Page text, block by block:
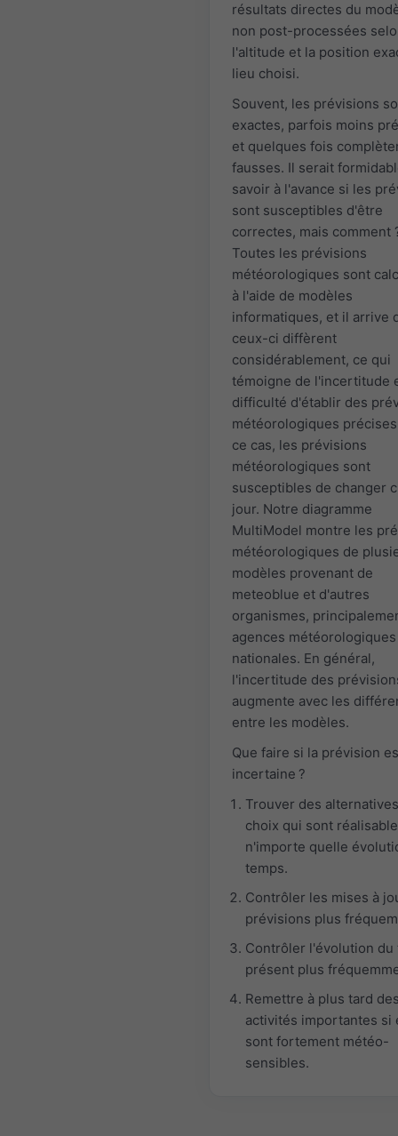
résultats directes du
non post-processées
l'altitude et la position
lieu choisi.
Souvent, les prévisions
exactes, parfois moins
et quelques fois
fausses. Il serait
savoir à l'avance si les
sont susceptibles d'être
correctes, mais comment
Toutes les prévisions
météorologiques sont
à l'aide de modèles
informatiques, et il arrive
ceux-ci diffèrent
considérablement, ce qui
témoigne de l'incertitude
difficulté d'établir des
météorologiques
ce cas, les prévisions
météorologiques sont
susceptibles de changer
jour. Notre diagramme
MultiModel montre les
météorologiques de
modèles provenant de
meteoblue et d'autres
organismes,
agences météorologiques
nationales. En général,
l'incertitude des
augmente avec les
entre les modèles.
Que faire si la prévision
incertaine ?
Trouver des
choix qui sont
n'importe quelle
temps.
Contrôler les mises à
prévisions plus
Contrôler l'évolution du
présent plus
Remettre à plus tard
activités importantes si
sont fortement météo-
sensibles.